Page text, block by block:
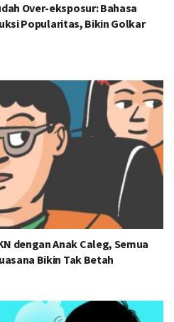
Over-eksposur: Bahasa
Popularitas, Bikin Golkar
dengan Anak Caleg, Semua
Bikin Tak Betah